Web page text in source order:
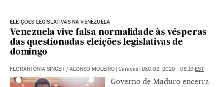
ELEIÇÕES LEGISLATIVAS NA VENEZUELA
Venezuela vive falsa normalidade às vésperas
das questionadas eleições legislativas de
domingo
FLORANTONIA SINGER / ALONSO MOLEIRO | Caracas | DEC 02, 2020 - 08:19 EST
Governo de Maduro encerra